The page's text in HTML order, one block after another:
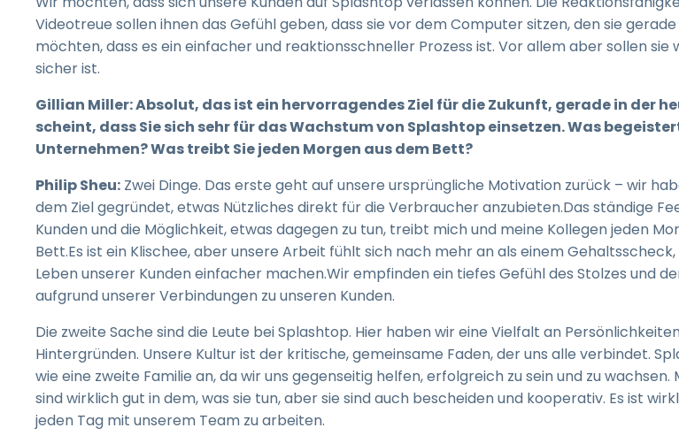
Videotreue sollen ihnen das Gefühl geben, dass sie vor dem Computer sitzen, den sie
möchten, dass es ein einfacher und reaktionsschneller Prozess ist. Vor allem aber sollen sie
sicher ist.
Gillian Miller: Absolut, das ist ein hervorragendes Ziel für die Zukunft, gerade in der
scheint, dass Sie sich sehr für das Wachstum von Splashtop einsetzen. Was
Unternehmen? Was treibt Sie jeden Morgen aus dem Bett?
Philip Sheu: Zwei Dinge. Das erste geht auf unsere ursprüngliche Motivation zurück – wir
dem Ziel gegründet, etwas Nützliches direkt für die Verbraucher anzubieten.Das ständige
Kunden und die Möglichkeit, etwas dagegen zu tun, treibt mich und meine Kollegen jeden
Bett.Es ist ein Klischee, aber unsere Arbeit fühlt sich nach mehr an als einem Gehaltsscheck,
Leben unserer Kunden einfacher machen.Wir empfinden ein tiefes Gefühl des Stolzes und
aufgrund unserer Verbindungen zu unseren Kunden.
Die zweite Sache sind die Leute bei Splashtop. Hier haben wir eine Vielfalt an
Hintergründen. Unsere Kultur ist der kritische, gemeinsame Faden, der uns alle verbindet.
wie eine zweite Familie an, da wir uns gegenseitig helfen, erfolgreich zu sein und zu wachsen.
sind wirklich gut in dem, was sie tun, aber sie sind auch bescheiden und kooperativ. Es ist
jeden Tag mit unserem Team zu arbeiten.